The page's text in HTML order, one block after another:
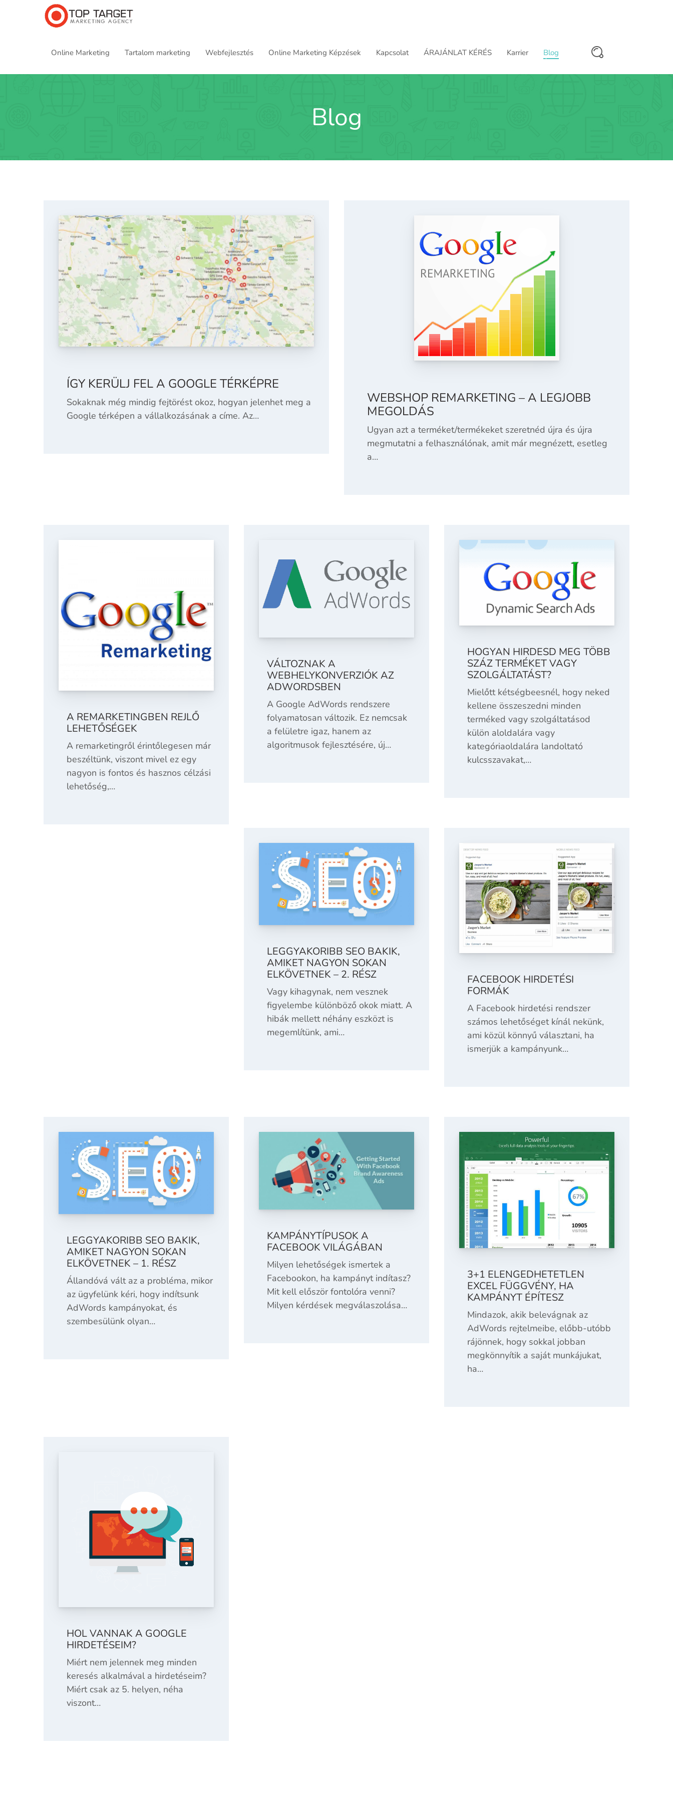
Online Marketing Tartalom marketing Webfejlesztés Online Marketing Képzések Kapcsolat ÁRAJÁNLAT KÉRÉS Karrier Blog
Blog
ÍGY KERÜLJ FEL A GOOGLE TÉRKÉPRE
Sokaknak még mindig fejtörést okoz, hogyan jelenhet meg a
Google térképen a vállalkozásának a címe. Az…
WEBSHOP REMARKETING – A LEGJOBB
MEGOLDÁS
Ugyan azt a terméket/termékeket szeretnéd újra és újra
megmutatni a felhasználónak, amit már megnézett, esetleg
a…
A REMARKETINGBEN REJLŐ
LEHETŐSÉGEK
A remarketingről érintőlegesen már
beszéltünk, viszont mivel ez egy
nagyon is fontos és hasznos célzási
lehetőség,…
VÁLTOZNAK A
WEBHELYKONVERZIÓK AZ
ADWORDSBEN
A Google AdWords rendszere
folyamatosan változik. Ez nemcsak
a felületre igaz, hanem az
algoritmusok fejlesztésére, új…
HOGYAN HIRDESD MEG TÖBB
SZÁZ TERMÉKET VAGY
SZOLGÁLTATÁST?
Mielőtt kétségbeesnél, hogy neked
kellene összeszedni minden
terméked vagy szolgáltatásod
külön aloldalára vagy
kategóriaoldalára landoltató
kulcsszavakat,…
LEGGYAKORIBB SEO BAKIK,
AMIKET NAGYON SOKAN
ELKÖVETNEK – 2. RÉSZ
Vagy kihagynak, nem vesznek
figyelembe különböző okok miatt. A
hibák mellett néhány eszközt is
megemlítünk, ami…
FACEBOOK HIRDETÉSI
FORMÁK
A Facebook hirdetési rendszer
számos lehetőséget kínál nekünk,
ami közül könnyű választani, ha
ismerjük a kampányunk…
LEGGYAKORIBB SEO BAKIK,
AMIKET NAGYON SOKAN
ELKÖVETNEK – 1. RÉSZ
Állandóvá vált az a probléma, mikor
az ügyfelünk kéri, hogy indítsunk
AdWords kampányokat, és
szembesülünk olyan…
KAMPÁNYTÍPUSOK A
FACEBOOK VILÁGÁBAN
Milyen lehetőségek ismertek a
Facebookon, ha kampányt indítasz?
Mit kell először fontolóra venni?
Milyen kérdések megválaszolása…
3+1 ELENGEDHETETLEN
EXCEL FÜGGVÉNY, HA
KAMPÁNYT ÉPÍTESZ
Mindazok, akik belevágnak az
AdWords rejtelmeibe, előbb-utóbb
rájönnek, hogy sokkal jobban
megkönnyítik a saját munkájukat,
ha…
HOL VANNAK A GOOGLE
HIRDETÉSEIM?
Miért nem jelennek meg minden
keresés alkalmával a hirdetéseim?
Miért csak az 5. helyen, néha
viszont…